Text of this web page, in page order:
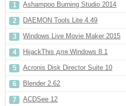
Ashampoo Burning Studio 2014
DAEMON Tools Lite 4.49
Windows Live Movie Maker 2015
HijackThis для Windows 8.1
Acronis Disk Director Suite 10
Blender 2.62
ACDSee 12